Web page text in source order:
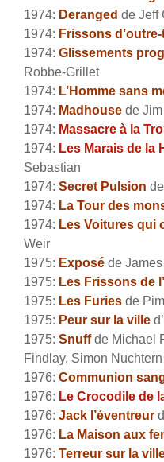
1974: Deranged de Jeff
1974: Frissons
1974: Glissements
Robbe-Grillet
1974: L’Homme sans
1974: Madhouse de
1974: Massacre à la
1974: Les Marais de la
Sebastian
1974: Secret Pulsion
1974: La Tour des
1974: Les Voitures qui
Weir
1975: Exposé de
1975: Les Frissons de
1975: Les Furies de
1975: Peur sur la ville
1975: Snuffde Michael
Findlay, Simon Nuchtern
1976: Communion
1976: Le Crocodile de
1976: Jack l’éventreur
1976: La Maison aux
1976: Terreur sur la